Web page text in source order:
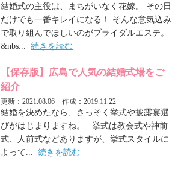
結婚式の主役は、まちがいなく花嫁。 その日
だけでも一番キレイになる！ そんな意気込み
で取り組んでほしいのがブライダルエステ。
&nbs...続きを読む
【保存版】広島で人気の結婚式場をご
紹介
更新：2021.08.06 作成：2019.11.22
結婚を決めたなら、さっそく挙式や披露宴選
びがはじまりますね。 挙式は教会式や神前
式、人前式などありますが、挙式スタイルに
よって...続きを読む